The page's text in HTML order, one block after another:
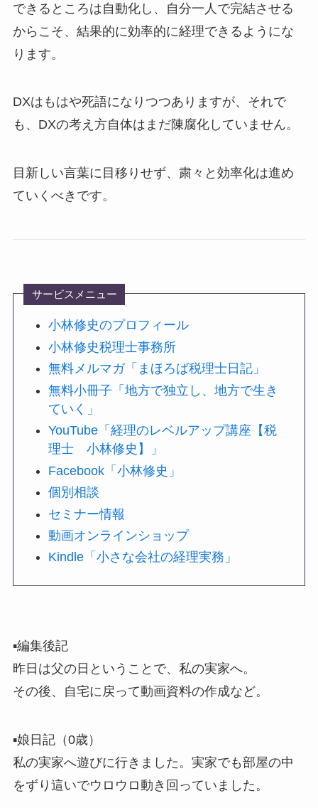
できるところは自動化し、自分一人で完結させる
からこそ、結果的に効率的に経理できるようにな
ります。
DXはもはや死語になりつつありますが、それで
も、DXの考え方自体はまだ陳腐化していません。
目新しい言葉に目移りせず、粛々と効率化は進め
ていくべきです。
サービスメニュー
小林修史のプロフィール
小林修史税理士事務所
無料メルマガ「まほろば税理士日記」
無料小冊子「地方で独立し、地方で生き
ていく」
YouTube「経理のレベルアップ講座【税
理士 小林修史】」
Facebook「小林修史」
個別相談
セミナー情報
動画オンラインショップ
Kindle「小さな会社の経理実務」
▪️編集後記
昨日は父の日ということで、私の実家へ。
その後、自宅に戻って動画資料の作成など。
▪️娘日記（0歳）
私の実家へ遊びに行きました。実家でも部屋の中
をずり這いでウロウロ動き回っていました。